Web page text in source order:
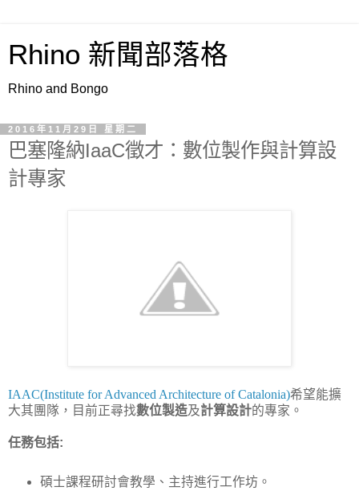
Rhino 新聞部落格
Rhino and Bongo
2016年11月29日 星期二
巴塞隆納IaaC徵才：數位製作與計算設
計專家
IAAC(Institute for Advanced Architecture of Catalonia)希望能擴
大其團隊，目前正尋找數位製造及計算設計的專家。
任務包括:
碩士課程研討會教學、主持進行工作坊。